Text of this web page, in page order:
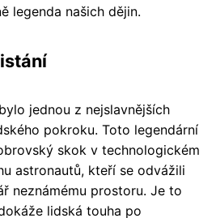
legenda našich dějin.
jednou z nejslavnějších
pokroku. Toto legendární
skok v technologickém
astronautů, kteří se odvážili
neznámému prostoru. Je to
lidská touha po